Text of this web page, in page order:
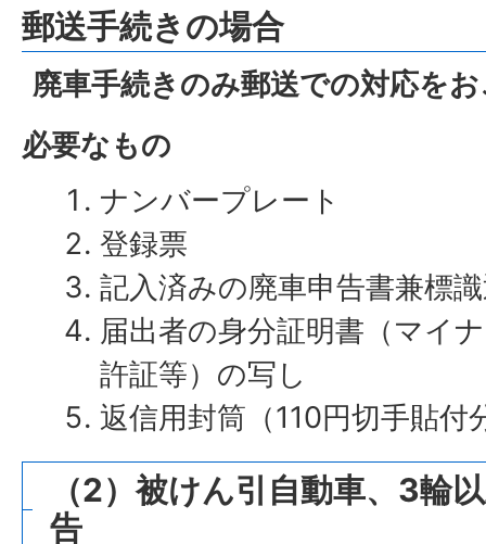
郵送手続きの場合
廃車手続きのみ郵送での対応を
必要なもの
ナンバープレート
登録票
記入済みの廃車申告書兼標
届出者の身分証明書（マイ
許証等）の写し
返信用封筒（110円切手貼付
（2）被けん引自動車、3輪
告